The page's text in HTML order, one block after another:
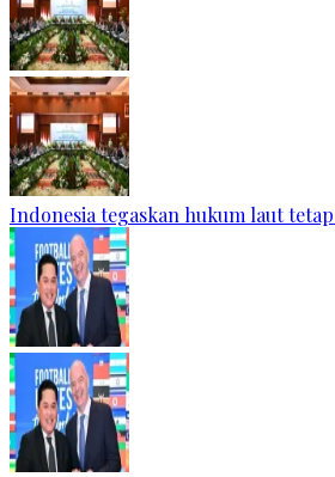
Indonesia tegaskan hukum laut